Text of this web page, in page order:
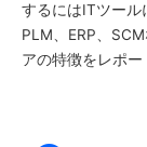
するにはITツール
PLM、ERP、
アの特徴をレポー